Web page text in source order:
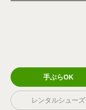
手ぶらOK
レンタルシューズ